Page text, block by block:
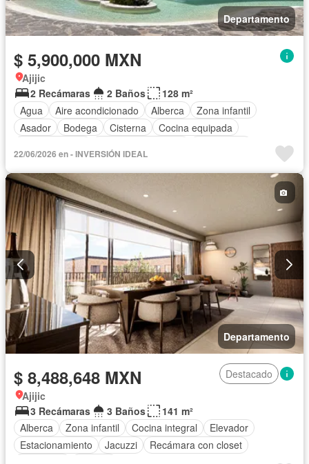
Departamento
$ 5,900,000 MXN
Ajijic
2 Recámaras
2 Baños
128 m²
Agua
Aire acondicionado Alberca
Zona infantil
Asador
Bodega Cisterna
Cocina equipada
Elevador
Estacionamiento
Recámara con closet
Vista panorámica
Zonas verdes
22/06/2026 en - INVERSIÓN IDEAL
Departamento
$ 8,488,648 MXN
Destacado
Ajijic
3 Recámaras
3 Baños
141 m²
Alberca
Zona infantil Cocina integral
Elevador
Estacionamiento
Jacuzzi
Recámara con closet